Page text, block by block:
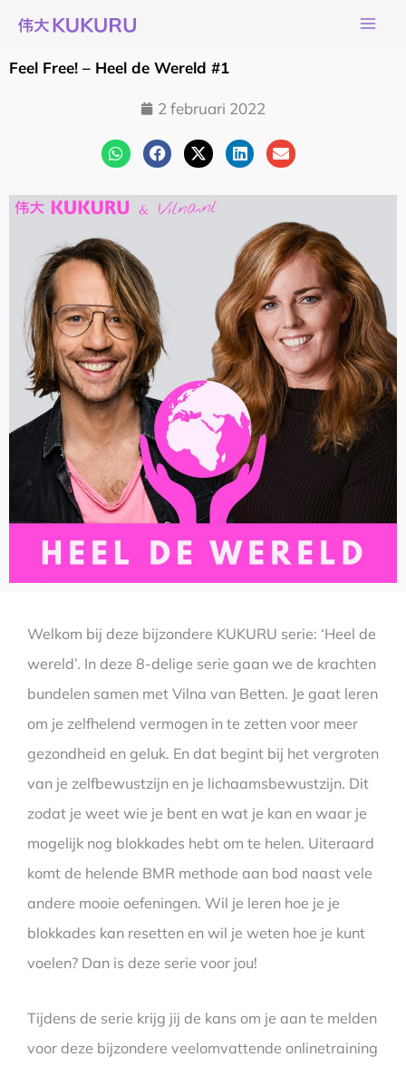
naar
deFeel Free! – Heel de Wereld #1
2 februari 2022
Welkom bij deze bijzondere KUKURU serie: ‘Heel de
wereld’. In deze 8-delige serie gaan we de krachten
bundelen samen met Vilna van Betten. Je gaat leren
om je zelfhelend vermogen in te zetten voor meer
gezondheid en geluk. En dat begint bij het vergroten
van je zelfbewustzijn en je lichaamsbewustzijn. Dit
zodat je weet wie je bent en wat je kan en waar je
mogelijk nog blokkades hebt om te helen. Uiteraard
komt de helende BMR methode aan bod naast vele
andere mooie oefeningen. Wil je leren hoe je je
blokkades kan resetten en wil je weten hoe je kunt
voelen? Dan is deze serie voor jou!
Tijdens de serie krijg jij de kans om je aan te melden
voor deze bijzondere veelomvattende onlinetraining